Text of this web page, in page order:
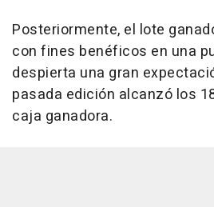
Posteriormente, el lote
con fines benéficos en una
despierta una gran
pasada edición alcanzó los
caja ganadora.